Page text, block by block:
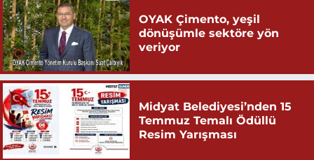
OYAK Çimento, yeşil
dönüşümle sektöre yön
veriyor
Midyat Belediyesi’nden 15
Temmuz Temalı Ödüllü
Resim Yarışması